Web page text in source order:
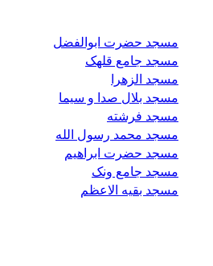
مسجد حضرت ابوالفضل
مسجد جامع قلهک
مسجد الزهرا
مسجد بلال صدا و سیما
مسجد فرشته
مسجد محمد رسول الله
مسجد حضرت ابراهیم
مسجد جامع ونک
مسجد بقیه الاعظم